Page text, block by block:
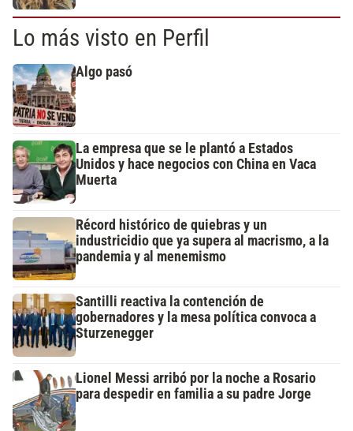
Lo más visto en Perfil
Algo pasó
La empresa que se le plantó a Estados
Unidos y hace negocios con China en Vaca
Muerta
Récord histórico de quiebras y un
industricidio que ya supera al macrismo, a la
pandemia y al menemismo
Santilli reactiva la contención de
gobernadores y la mesa política convoca a
Sturzenegger
Lionel Messi arribó por la noche a Rosario
para despedir en familia a su padre Jorge